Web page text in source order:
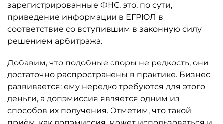
зарегистрированные ФНС, это, по сути,
приведение информации в ЕГРЮЛ в
соответствие со вступившим в законную силу
решением арбитража.
Добавим, что подобные споры не редкость, они
достаточно распространены в практике. Бизнес
развивается: ему нередко требуются для этого
деньги, а допэмиссия является одним из
способов их получения. Отметим, что такой